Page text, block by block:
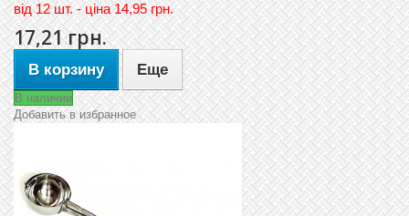
вiд12 шт. - цiна 14,95 грн.
17,21 грн.
В корзину Еще
В наличии
Добавить в избранное